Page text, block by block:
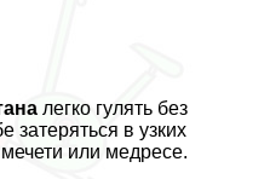
легко гулять без
затеряться в узких
или медресе.